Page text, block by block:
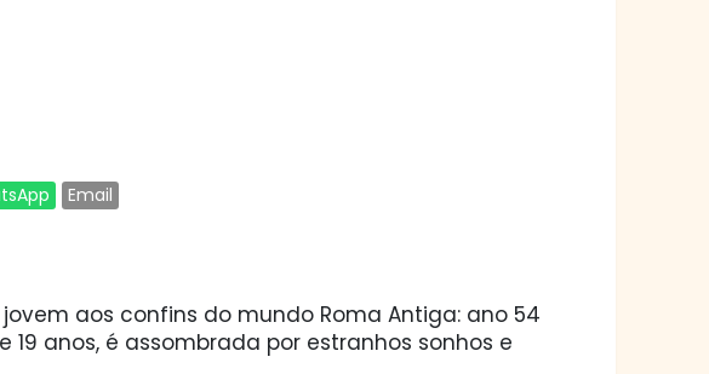
Email
aos confins do mundo Roma Antiga: ano 54
19 anos, é assombrada por estranhos sonhos e